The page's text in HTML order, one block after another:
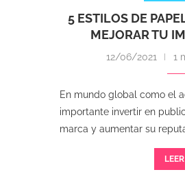
5 ESTILOS DE
MEJORAR TU
12/06/2021 1
En mundo global como el
importante invertir en
marca y aumentar su